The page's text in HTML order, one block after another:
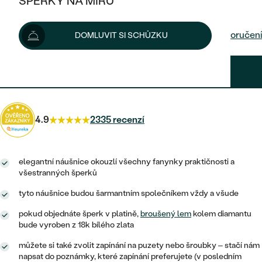
KOMBINOVANÉ ZLATO
DLE STYLU
ETERNITY
NETRADIČNÍ
TEPANÉ
POSTRANNÍ KAMENY
HALO
VINTAGE
SNUBNÍ A ZÁSNUBNÍ SETY
NETRADIČNÍ
SESTAV SI SVŮJ PRSTEN
ZAČÍT S PRSTENEM
ZAČÍT S DIAMANTEM
VÝPRODEJ
KDYŽ ŠPERKY POMÁHAJÍ
DLE TYPU
NÁUŠNICE
PRSTENY
PŘÍVĚSKY
NÁRAMKY
SETY
PÁNSKÉ ŠPERKY
PLATINOVÉ
PECKOVÉ
KRUHOVÉ
MINIMALISTICKÉ
SOLITÉR
VE TVARU SRDCE
ZLATÉ
STŘÍBRNÉ
DLE STYLU
SOLITÉR
NAROZENÍ DÍTĚTE
PERSONALIZOVANÉ
SE ZNAMENÍM ZVĚROKRUHU
MINIMALISTICKÉ
ŠPERKY SKLADEM
VÝPRODEJ
DLE MATERIÁLU
ZLATÉ
PLATINOVÉ
DLE STYLU
DOMLUVIT SI SCHŮZKU
16 290 Kč
Šperk vám doručíme do 3 - 4 týdnů. Možnosti doručení
4.9 2335 recenzí
elegantní náušnice okouzlí všechny fanynky praktičnosti a
všestranných šperků
tyto náušnice budou šarmantním společníkem vždy a všude
pokud objednáte šperk v platině,broušený lemkolem diamantu
bude vyroben z 18k bílého zlata
můžete si také zvolit zapínání na puzety nebo šroubky – stačí nám
napsat do poznámky, které zapínání preferujete (v posledním